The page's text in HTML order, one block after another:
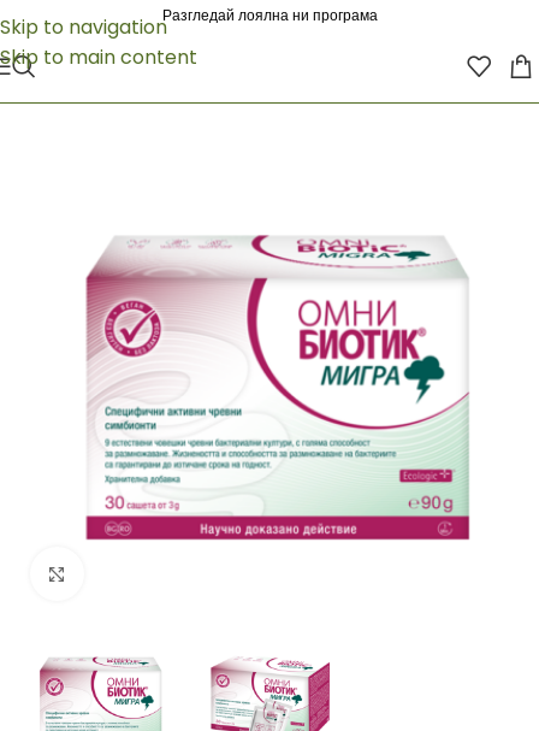
Skip to navigation
Skip to main content
Разгледай лоялна ни програма